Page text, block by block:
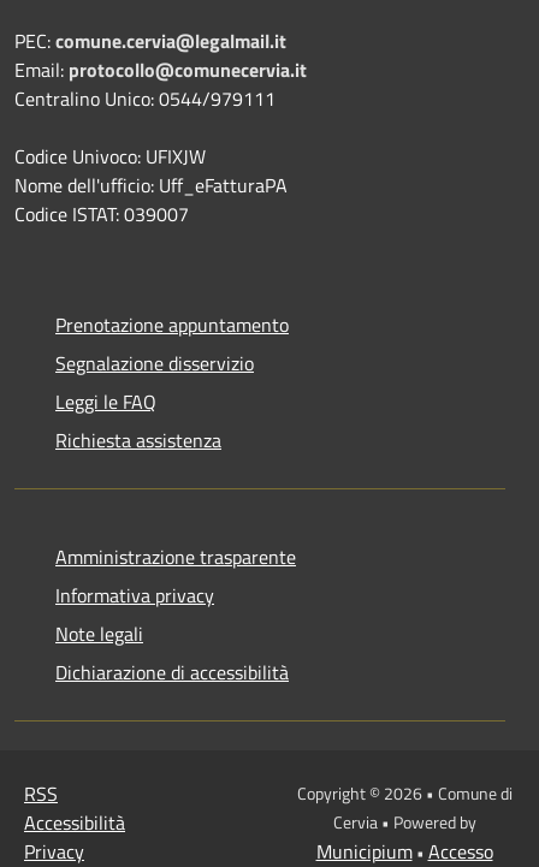
PEC:comune.cervia@legalmail.it
Email: protocollo@comunecervia.it
Centralino Unico: 0544/979111
Codice Univoco: UFIXJW
Nome dell'ufficio: Uff_eFatturaPA
Codice ISTAT: 039007
Prenotazione appuntamento
Segnalazione disservizio
Leggi le FAQ
Richiesta assistenza
Amministrazione trasparente
Informativa privacy
Note legali
Dichiarazione di accessibilità
RSS
Accessibilità
Privacy
Copyright © 2026 • Comune di
Cervia • Powered by
Municipium• Accesso